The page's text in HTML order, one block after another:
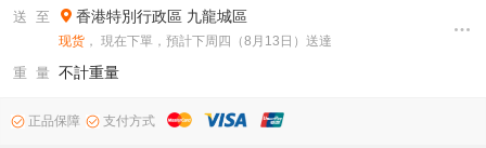
送 至 香港特別行政區 九龍城區
现货 ， 現在下單，預計下周四（8月13日）送達
重 量 不計重量
正品保障 支付方式